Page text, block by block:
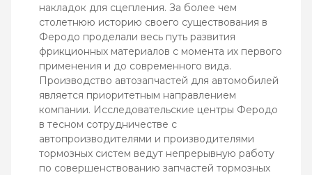
накладок для сцепления. За более чем
столетнюю историю своего существования в
Феродо проделали весь путь развития
фрикционных материалов с момента их первого
применения и до современного вида.
Производство автозапчастей для автомобилей
является приоритетным направлением
компании. Исследовательские центры Феродо
в тесном сотрудничестве с
автопроизводителями и производителями
тормозных систем ведут непрерывную работу
по совершенствованию запчастей тормозных